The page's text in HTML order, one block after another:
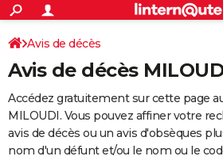
ACTUALITÉS
Politique
Société
Faits Divers
Education
Monde
Villes
+
SPORT
Coupe du monde 2026
Football
Tennis
Cyclisme
Rugby
Forum
Programme TV
TNTStreaming
Cinéma
Sorties cinéma
Musique
+
FINANCE
Retraite
Epargne
Immobilier
Risques naturels par ville
Banque
Assurance
AUTO
Avis de décès
Avis de décès
Accédez gratuitement sur cette page
MILOUDI. Vous pouvez affiner votre
avis de décès ou un avis d'obsèques
nom d'un défunt et/ou le nom ou le